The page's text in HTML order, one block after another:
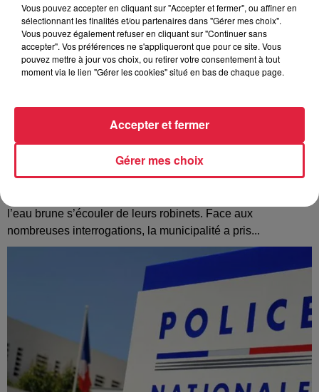
À Hoerdt, de l’eau brune sort des robinets
l’eau brune s’écouler de leurs robinets. Face aux
nombreuses interrogations, la municipalité a pris...
Vous pouvez accepter en cliquant sur "Accepter et fermer", ou affiner en
sélectionnant les finalités et/ou partenaires dans "Gérer mes choix".
Vous pouvez également refuser en cliquant sur "Continuer sans
accepter". Vos préférences ne s'appliqueront que pour ce site. Vous
pouvez mettre à jour vos choix, ou retirer votre consentement à tout
moment via le lien "Gérer les cookies" situé en bas de chaque page.
Gérer mes choix
Accepter et fermer